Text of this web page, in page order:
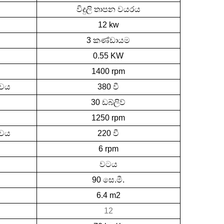
යනු
විදුලි තාපන වයරය
12 kw
3 කණ්ඩායම
0.55 KW
1400 rpm
380 වී
30 ඩබ්ලිව්
1250 rpm
220 වී
6 rpm
වටය
90 සෙ.මී.
6.4 m2
12